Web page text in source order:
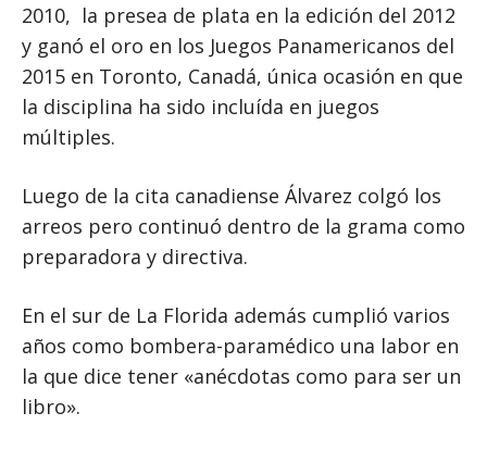
2010, la presea de plata en la edición del 2012
y ganó el oro en los Juegos Panamericanos del
2015 en Toronto, Canadá, única ocasión en que
la disciplina ha sido incluída en juegos
múltiples.
Luego de la cita canadiense Álvarez colgó los
arreos pero continuó dentro de la grama como
preparadora y directiva.
En el sur de La Florida además cumplió varios
años como bombera-paramédico una labor en
la que dice tener «anécdotas como para ser un
libro».